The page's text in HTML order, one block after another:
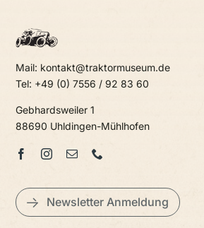
Mail: kontakt@traktormuseum.de
Tel: +49 (0) 7556 / 92 83 60
Gebhardsweiler 1
88690 Uhldingen-Mühlhofen
Newsletter Anmeldung